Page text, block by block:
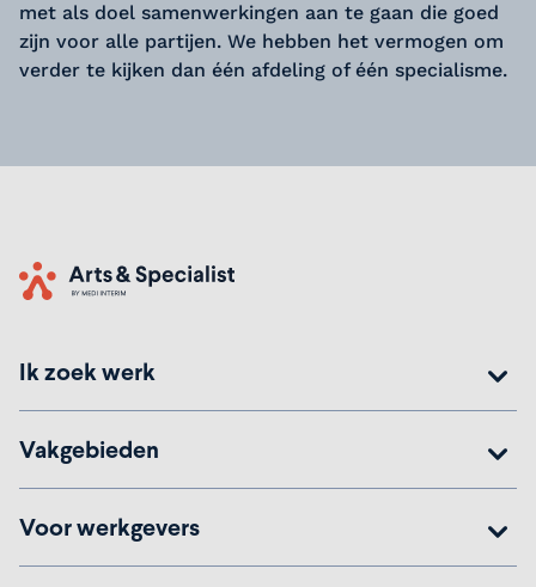
met als doel samenwerkingen aan te gaan die goed
zijn voor alle partijen. We hebben het vermogen om
verder te kijken dan één afdeling of één specialisme.
Home
Ik zoek werk
Vakgebieden
Voor werkgevers